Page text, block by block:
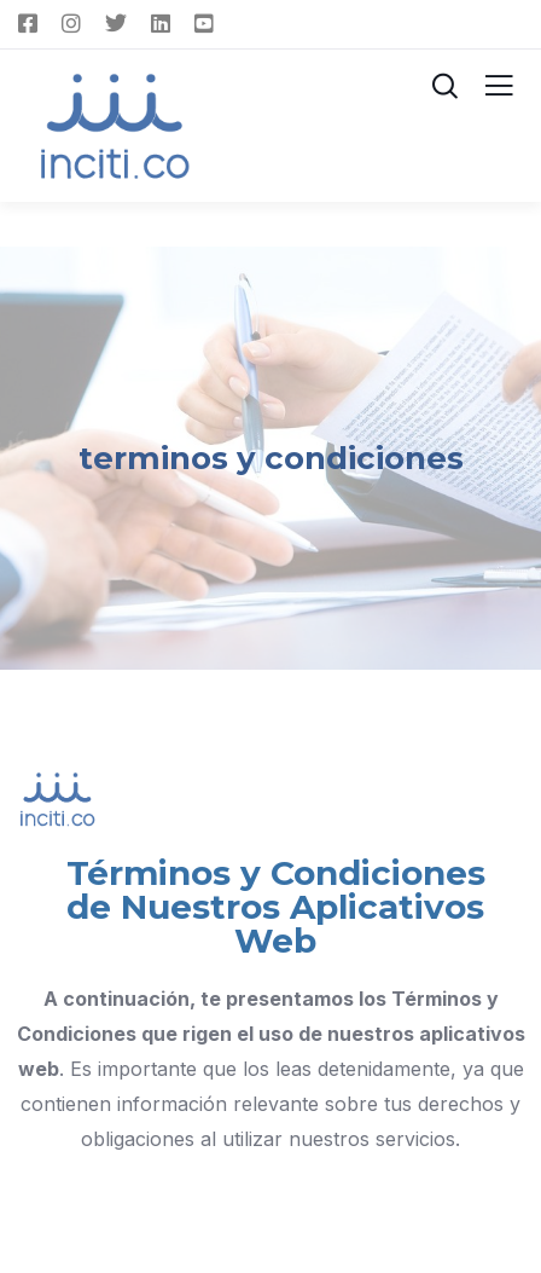
terminos y condiciones
Términos y Condiciones
de Nuestros Aplicativos
Web
A continuación, te presentamos los Términos y
Condiciones que rigen el uso de nuestros aplicativos
web. Es importante que los leas detenidamente, ya que
contienen información relevante sobre tus derechos y
obligaciones al utilizar nuestros servicios.